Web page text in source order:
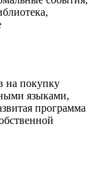
на покупку
языками,
программа